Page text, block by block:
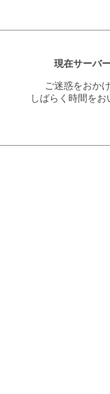
現在サーバ
ご迷惑をおか
しばらく時間を